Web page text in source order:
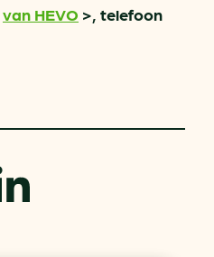
van HEVO >, telefoon